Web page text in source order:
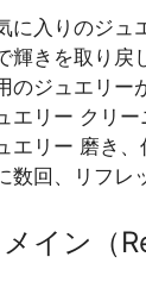
に入りのジュ
輝きを取り戻
のジュエリー
エリー クリー
エリー 磨き
数回、リフレ
イン（